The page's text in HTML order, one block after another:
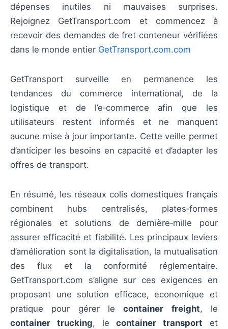
dépenses inutiles ni mauvaises surprises.
Rejoignez GetTransport.com et commencez à
recevoir des demandes de fret conteneur vérifiées
dans le monde entier GetTransport.com.com
GetTransport surveille en permanence les
tendances du commerce international, de la
logistique et de l’e‑commerce afin que les
utilisateurs restent informés et ne manquent
aucune mise à jour importante. Cette veille permet
d’anticiper les besoins en capacité et d’adapter les
offres de transport.
En résumé, les réseaux colis domestiques français
combinent hubs centralisés, plates‑formes
régionales et solutions de dernière‑mille pour
assurer efficacité et fiabilité. Les principaux leviers
d’amélioration sont la digitalisation, la mutualisation
des flux et la conformité réglementaire.
GetTransport.com s’aligne sur ces exigences en
proposant une solution efficace, économique et
pratique pour gérer lecontainer freight, le
container trucking, lecontainer transport et